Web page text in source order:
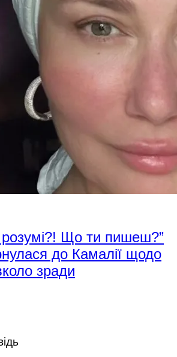
Що ти пишеш?”
до Камалії щодо
зради